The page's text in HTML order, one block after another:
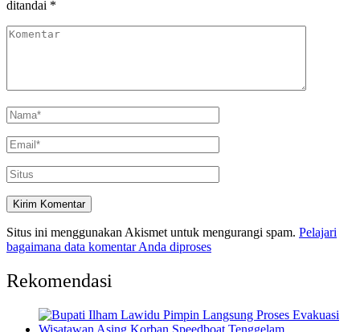
ditandai *
Situs ini menggunakan Akismet untuk mengurangi spam. Pelajari
bagaimana data komentar Anda diproses
Rekomendasi